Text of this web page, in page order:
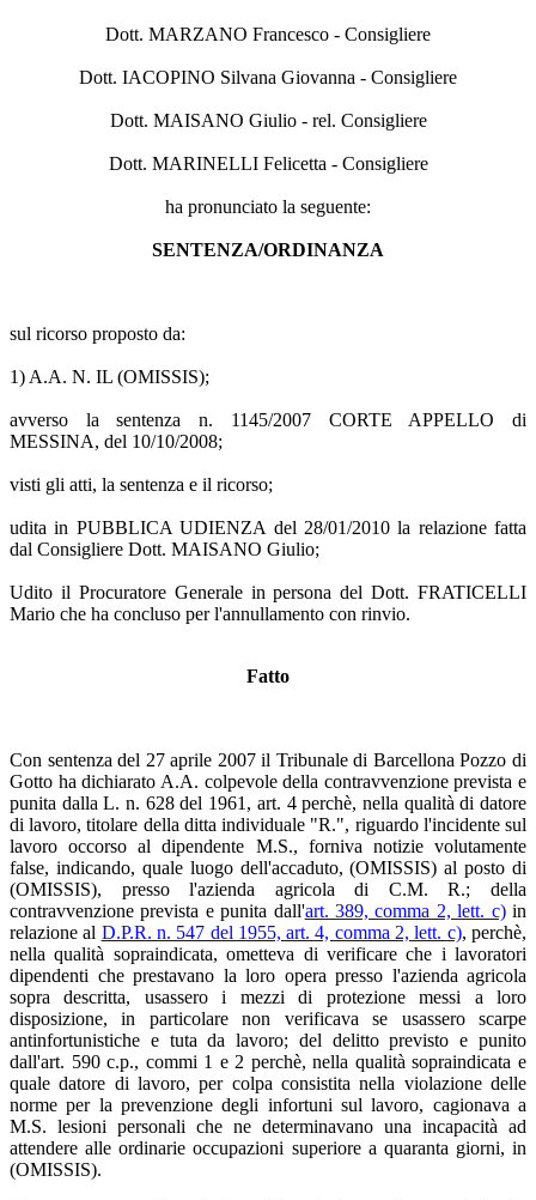
Dott. MARZANO Francesco - Consigliere
Dott. IACOPINO Silvana Giovanna - Consigliere
Dott. MAISANO Giulio - rel. Consigliere
Dott. MARINELLI Felicetta - Consigliere
ha pronunciato la seguente:
SENTENZA/ORDINANZA
sul ricorso proposto da:
1) A.A. N. IL (OMISSIS);
avverso la sentenza n. 1145/2007 CORTE APPELLO di
MESSINA, del 10/10/2008;
visti gli atti, la sentenza e il ricorso;
udita in PUBBLICA UDIENZA del 28/01/2010 la relazione fatta
dal Consigliere Dott. MAISANO Giulio;
Udito il Procuratore Generale in persona del Dott. FRATICELLI
Mario che ha concluso per l'annullamento con rinvio.
Fatto
Con sentenza del 27 aprile 2007 il Tribunale di Barcellona Pozzo di
Gotto ha dichiarato A.A. colpevole della contravvenzione prevista e
punita dalla L. n. 628 del 1961, art. 4 perchè, nella qualità di datore
di lavoro, titolare della ditta individuale "R.", riguardo l'incidente sul
lavoro occorso al dipendente M.S., forniva notizie volutamente
false, indicando, quale luogo dell'accaduto, (OMISSIS) al posto di
(OMISSIS), presso l'azienda agricola di C.M. R.; della
contravvenzione prevista e punita dall'art. 389, comma 2, lett. c)in
relazione al D.P.R. n. 547 del 1955, art. 4, comma 2, lett. c), perchè,
nella qualità sopraindicata, ometteva di verificare che i lavoratori
dipendenti che prestavano la loro opera presso l'azienda agricola
sopra descritta, usassero i mezzi di protezione messi a loro
disposizione, in particolare non verificava se usassero scarpe
antinfortunistiche e tuta da lavoro; del delitto previsto e punito
dall'art. 590 c.p., commi 1 e 2 perchè, nella qualità sopraindicata e
quale datore di lavoro, per colpa consistita nella violazione delle
norme per la prevenzione degli infortuni sul lavoro, cagionava a
M.S. lesioni personali che ne determinavano una incapacità ad
attendere alle ordinarie occupazioni superiore a quaranta giorni, in
(OMISSIS).